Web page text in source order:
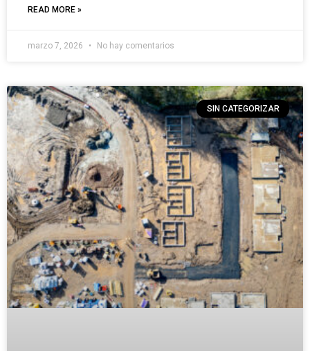
READ MORE »
marzo 7, 2026 No hay comentarios
SIN CATEGORIZAR